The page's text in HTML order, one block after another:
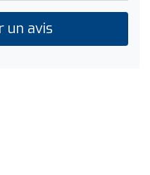
un avis